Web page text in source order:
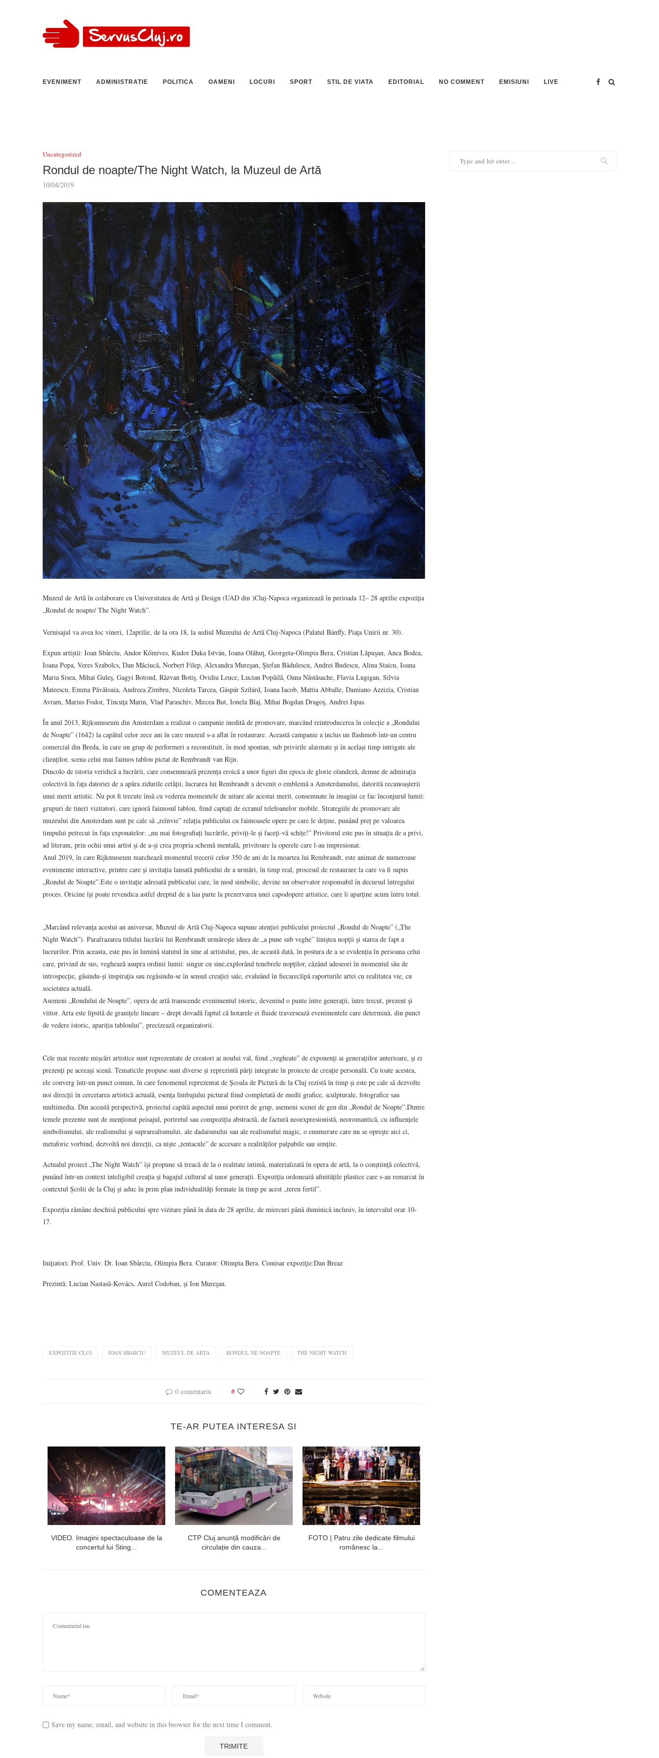
EVENIMENT ADMINISTRATIE POLITICA OAMENI LOCURI SPORT STIL DE VIATA EDITORIAL NO COMMENT EMISIUNI LIVE
Uncategorized
Rondul de noapte/The Night Watch, la Muzeul de Artă
10/04/2019
Muzeul de Artă în colaborare cu Universitatea de Artă și Design (UAD din )Cluj-Napoca organizează în perioada 12– 28 aprilie expoziţia
„Rondul de noapte/ The Night Watch”.
Vernisajul va avea loc vineri, 12aprilie, de la ora 18, la sediul Muzeului de Artă Cluj-Napoca (Palatul Bánffy, Piaţa Unirii nr. 30).
Expun artiştii: Ioan Sbârciu, Andor Kőmives, Kudor Duka István, Ioana Olăhuţ, Georgeta-Olimpia Bera, Cristian Lăpuşan, Anca Bodea,
Ioana Popa, Veres Szabolcs, Dan Măciucă, Norbert Filep, Alexandra Mureşan, Ştefan Bădulescu, Andrei Budescu, Alina Staicu, Ioana
Maria Sisea, Mihai Guleş, Gagyi Botond, Răzvan Botiş, Ovidiu Leuce, Lucian Popăilă, Oana Năstăsache, Flavia Lugigan, Silvia
Mateescu, Emma Păvăloaia, Andreea Zimbru, Nicoleta Tarcea, Gáspár Szilárd, Ioana Iacob, Mattia Abballe, Damiano Azzizia, Cristian
Avram, Marius Fodor, Tincuţa Marin, Vlad Paraschiv, Mircea But, Ionela Blaj, Mihai Bogdan Dragoş, Andrei Ispas.
În anul 2013, Rijksmuseum din Amsterdam a realizat o campanie inedită de promovare, marcând reintroducerea în colecție a „Rondului
de Noapte” (1642) la capătul celor zece ani în care muzeul s-a aflat în restaurare. Această campanie a inclus un flashmob într-un centru
comercial din Breda, în care un grup de performeri a reconstituit, în mod spontan, sub privirile alarmate și în același timp intrigate ale
clienților, scena celui mai faimos tablou pictat de Rembrandt van Rijn.
Dincolo de istoria veridică a lucrării, care consemnează prezența eroică a unor figuri din epoca de glorie olandeză, demne de admirația
colectivă în fața datoriei de a apăra zidurile cetății, lucrarea lui Rembrandt a devenit o emblemă a Amsterdamului, datorită recunoașterii
unui merit artistic. Nu pot fi trecute însă cu vederea momentele de uitare ale acestui merit, consemnate în imagini ce fac înconjurul lumii:
grupuri de tineri vizitatori, care ignoră faimosul tablou, fiind captați de ecranul telefoanelor mobile. Strategiile de promovare ale
muzeului din Amsterdam sunt pe cale să „reînvie” relația publicului cu faimoasele opere pe care le deține, punând preț pe valoarea
timpului petrecut în fața exponatelor: „nu mai fotografiați lucrările, priviți-le și faceți-vă schițe!” Privitorul este pus în situația de a privi,
ad literam, prin ochii unui artist și de a-și crea propria schemă mentală, privitoare la operele care l-au impresionat.
Anul 2019, în care Rijkmuseum marchează momentul trecerii celor 350 de ani de la moartea lui Rembrandt, este animat de numeroase
evenimente interactive, printre care și invitația lansată publicului de a urmări, în timp real, procesul de restaurare la care va fi supus
„Rondul de Noapte”.Este o invitație adresată publicului care, în mod simbolic, devine un observator responsabil în decursul întregului
proces. Oricine își poate revendica astfel dreptul de a lua parte la prezervarea unei capodopere artistice, care îi aparține acum întru totul.
„Marcând relevanţa acestui an aniversar, Muzeul de Artă Cluj-Napoca supune atenției publicului proiectul „Rondul de Noapte” („The
Night Watch”). Parafrazarea titlului lucrării lui Rembrandt urmărește ideea de „a pune sub veghe” liniștea nopții și starea de fapt a
lucrurilor. Prin aceasta, este pus în lumină statutul în sine al artistului, pus, de această dată, în postura de a se evidenția în persoana celui
care, privind de sus, veghează asupra ordinii lumii: singur cu sine,explorând tenebrele nopților, căzând adeseori în momentul său de
introspecție, găsindu-și inspiraţia sau regăsindu-se în sensul creației sale, evaluând în fiecareclipă raporturile artei cu realitatea vie, cu
societatea actuală.
Asemeni „Rondului de Noapte”, opera de artă transcende evenimentul istoric, devenind o punte între generații, între trecut, prezent și
viitor. Arta este lipsită de granițele lineare – drept dovadă faptul că hotarele ei fluide traversează evenimentele care determină, din punct
de vedere istoric, apariția tabloului”, precizează organizatorii.
Cele mai recente mișcări artistice sunt reprezentate de creatori ai noului val, fiind „vegheate” de exponenți ai generațiilor anterioare, și ei
prezenți pe aceeași scenă. Tematicile propuse sunt diverse și reprezintă părți integrate în proiecte de creație personală. Cu toate acestea,
ele converg într-un punct comun, în care fenomenul reprezentat de Școala de Pictură de la Cluj rezistă în timp și este pe cale să dezvolte
noi direcții în cercetarea artistică actuală, esența limbajului pictural fiind completată de medii grafice, sculpturale, fotografice sau
multimedia. Din această perspectivă, proiectul capătă aspectul unui portret de grup, asemeni scenei de gen din „Rondul de Noapte”.Dintre
temele prezente sunt de menționat peisajul, portretul sau compoziția abstractă, de factură neoexpresionistă, neoromantică, cu influențele
simbolismului, ale realismului și suprarealismului, ale dadaismului sau ale realismului magic, o enumerare care nu se oprește aici ci,
metaforic vorbind, dezvoltă noi direcții, ca niște „tentacule” de accesare a realităților palpabile sau simțite.
Actualul proiect „The Night Watch” își propune să treacă de la o realitate intimă, materializată în opera de artă, la o conștiință colectivă,
punând într-un context inteligibil creația și bagajul cultural al unor generații. Expoziția ordonează afinitățile plastice care s-au remarcat în
contextul Școlii de la Cluj și aduc în prim plan individualități formate în timp pe acest „teren fertil”.
Expoziția rămâne deschisă publicului spre vizitare până în data de 28 aprilie, de miercuri până duminică inclusiv, în intervalul orar 10-
17.
Iniţiatori: Prof. Univ. Dr. Ioan Sbârciu, Olimpia Bera. Curator: Olimpia Bera. Comisar expoziţie:Dan Breaz
Prezintă: Lucian Nastasă-Kovács, Aurel Codoban, și Ion Mureşan.
EXPOZITIE CLUJ IOAN SBARCIU MUZEUL DE ARTA RONDUL NE NOAPTE THE NIGHT WATCH
0 comentariu 0
TE-AR PUTEA INTERESA SI
VIDEO. Imagini spectaculoase de la
concertul lui Sting...
CTP Cluj anunță modificări de
circulație din cauza...
FOTO | Patru zile dedicate filmului
românesc la...
COMENTEAZA
Save my name, email, and website in this browser for the next time I comment.